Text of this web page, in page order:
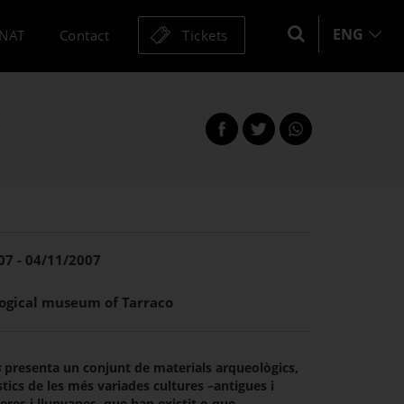
Contact Tickets ENG
Share
on
Share
on
this
page
- 04/11/2007
museum of Tarraco
presenta un conjunt de materials arqueològics,
de les més variades cultures –antigues i